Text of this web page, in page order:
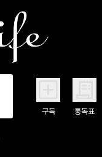
구독 통독표